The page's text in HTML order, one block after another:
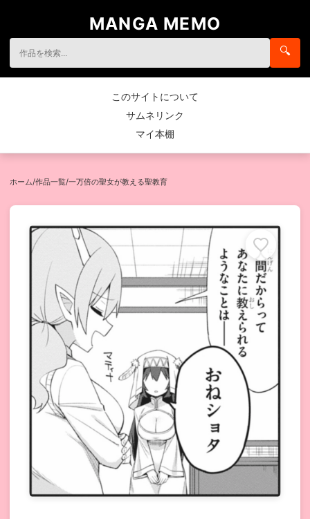
MANGA MEMO
🔍
このサイトについて
サムネリンク
マイ本棚
ホーム/作品一覧/一万倍の聖女が教える聖教育